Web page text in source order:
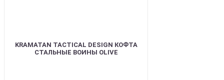
KRAMATAN TACTICAL DESIGN КОФТА
СТАЛЬНЫЕ ВОИНЫ OLIVE